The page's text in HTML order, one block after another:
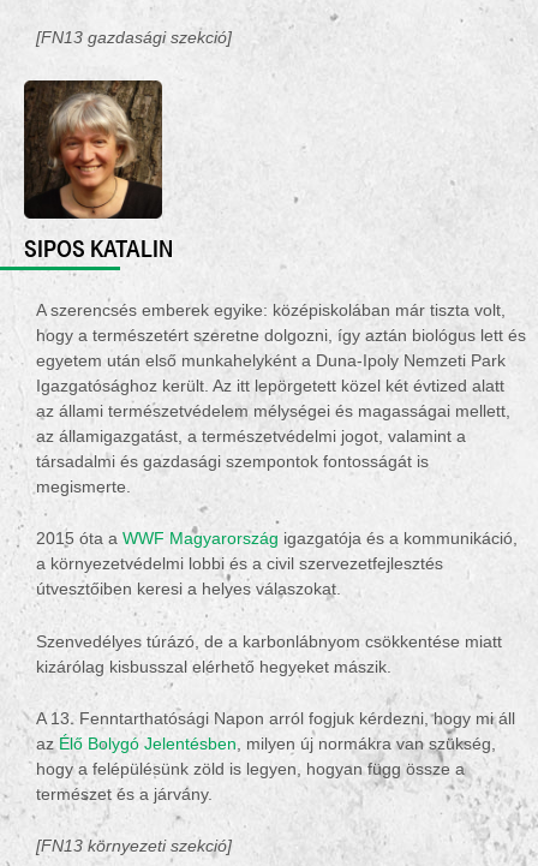
[FN13 gazdasági szekció]
SIPOS KATALIN
A szerencsés emberek egyike: középiskolában már tiszta volt,
hogy a természetért szeretne dolgozni, így aztán biológus lett és
egyetem után első munkahelyként a Duna-Ipoly Nemzeti Park
Igazgatósághoz került. Az itt lepörgetett közel két évtized alatt
az állami természetvédelem mélységei és magasságai mellett,
az államigazgatást, a természetvédelmi jogot, valamint a
társadalmi és gazdasági szempontok fontosságát is
megismerte.
2015 óta a WWF Magyarország igazgatója és a kommunikáció,
a környezetvédelmi lobbi és a civil szervezetfejlesztés
útvesztőiben keresi a helyes válaszokat.
Szenvedélyes túrázó, de a karbonlábnyom csökkentése miatt
kizárólag kisbusszal elérhető hegyeket mászik.
A 13. Fenntarthatósági Napon arról fogjuk kérdezni, hogy mi áll
az Élő Bolygó Jelentésben , milyen új normákra van szükség,
hogy a felépülésünk zöld is legyen, hogyan függ össze a
természet és a járvány.
[FN13 környezeti szekció]